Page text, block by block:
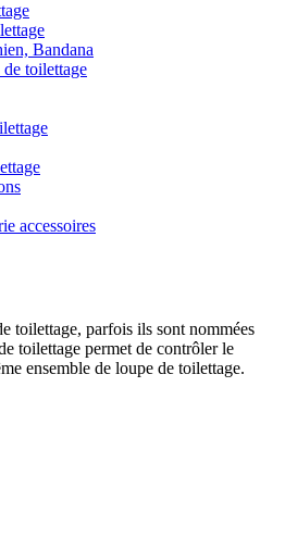
Bandana
toilettage
accessoires
toilettage, parfois ils sont nommées
toilettage permet de contrôler le
ensemble de loupe de toilettage.